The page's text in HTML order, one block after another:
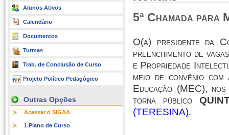
Alunos Ativos
Calendário
Documentos
Turmas
Trab. de Conclusão de Curso
Projeto Político Pedagógico
Outras Opções
Acessar o SIGAA
1.Plano de Curso
5ª Chamada
O(a) presidente da
preenchimento de
e Propriedade
meio de convênio
Educação (MEC),
torna público
(TERESINA).